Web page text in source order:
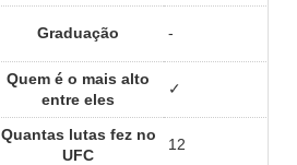
Graduação -
Quem é o mais alto
entre eles
✓
Quantas lutas fez no
UFC
12